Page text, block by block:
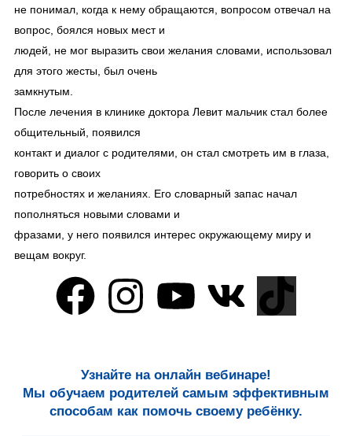
не понимал, когда к нему обращаются, вопросом отвечал на
вопрос, боялся новых мест и
людей, не мог выразить свои желания словами, использовал
для этого жесты, был очень
замкнутым.
После лечения в клинике доктора Левит мальчик стал более
общительный, появился
контакт и диалог с родителями, он стал смотреть им в глаза,
говорить о своих
потребностях и желаниях. Его словарный запас начал
пополняться новыми словами и
фразами, у него появился интерес окружающему миру и
вещам вокруг.
Узнайте на онлайн вебинаре!
Мы обучаем родителей самым эффективным
способам как помочь своему ребёнку.